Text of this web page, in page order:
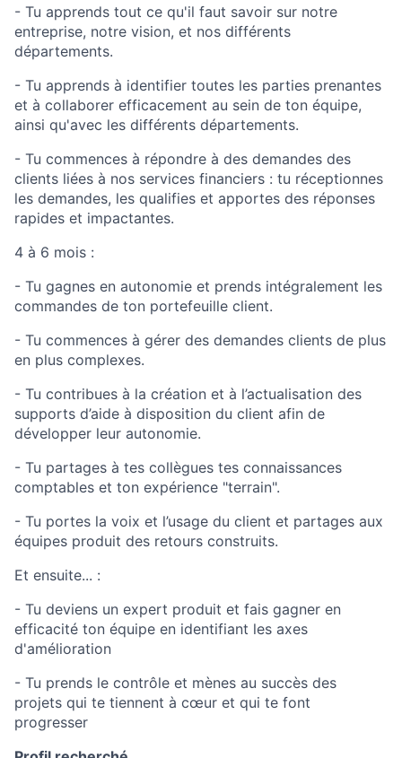
- Tu apprends tout ce qu'il faut savoir sur notre
entreprise, notre vision, et nos différents
départements.
- Tu apprends à identifier toutes les parties prenantes
et à collaborer efficacement au sein de ton équipe,
ainsi qu'avec les différents départements.
- Tu commences à répondre à des demandes des
clients liées à nos services financiers : tu réceptionnes
les demandes, les qualifies et apportes des réponses
rapides et impactantes.
4 à 6 mois :
- Tu gagnes en autonomie et prends intégralement les
commandes de ton portefeuille client.
- Tu commences à gérer des demandes clients de plus
en plus complexes.
- Tu contribues à la création et à l’actualisation des
supports d’aide à disposition du client afin de
développer leur autonomie.
- Tu partages à tes collègues tes connaissances
comptables et ton expérience "terrain".
- Tu portes la voix et l’usage du client et partages aux
équipes produit des retours construits.
Et ensuite... :
- Tu deviens un expert produit et fais gagner en
efficacité ton équipe en identifiant les axes
d'amélioration
- Tu prends le contrôle et mènes au succès des
projets qui te tiennent à cœur et qui te font
progresser